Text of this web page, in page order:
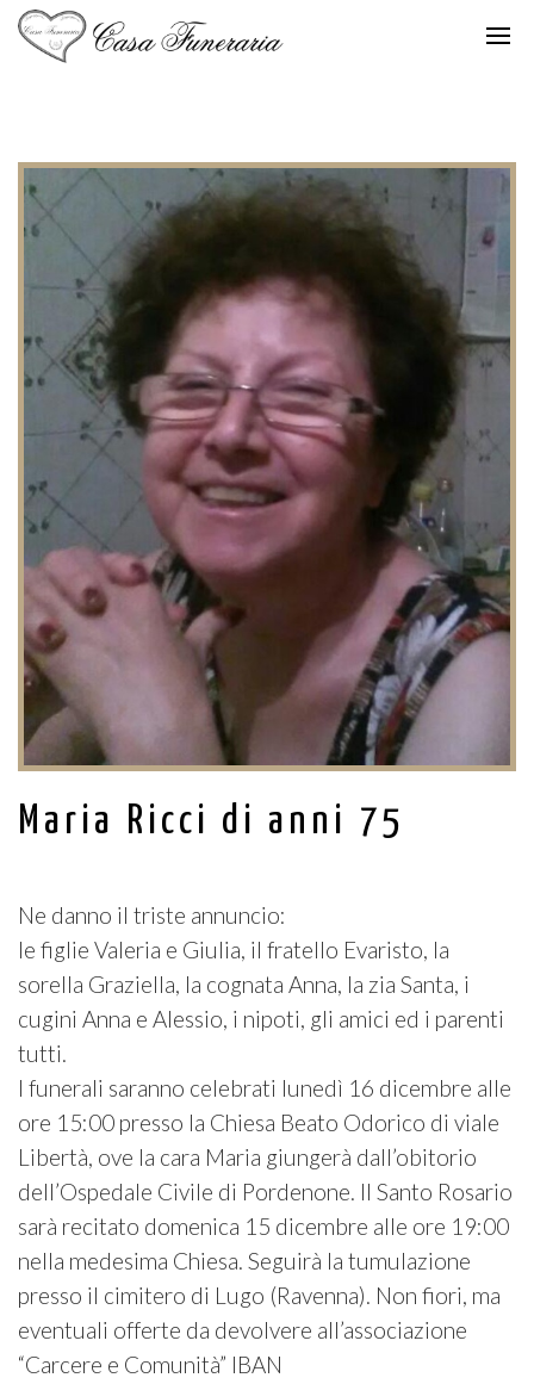
Maria Ricci di anni 75
Ne danno il triste annuncio:
le figlie Valeria e Giulia, il fratello Evaristo, la
sorella Graziella, la cognata Anna, la zia Santa, i
cugini Anna e Alessio, i nipoti, gli amici ed i parenti
tutti.
I funerali saranno celebrati lunedì 16 dicembre alle
ore 15:00 presso la Chiesa Beato Odorico di viale
Libertà, ove la cara Maria giungerà dall’obitorio
dell’Ospedale Civile di Pordenone. Il Santo Rosario
sarà recitato domenica 15 dicembre alle ore 19:00
nella medesima Chiesa. Seguirà la tumulazione
presso il cimitero di Lugo (Ravenna). Non fiori, ma
eventuali offerte da devolvere all’associazione
“Carcere e Comunità” IBAN